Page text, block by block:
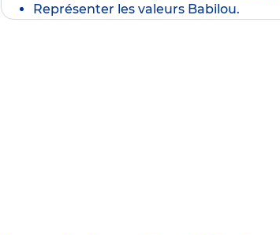
Représenter les valeurs Babilou.